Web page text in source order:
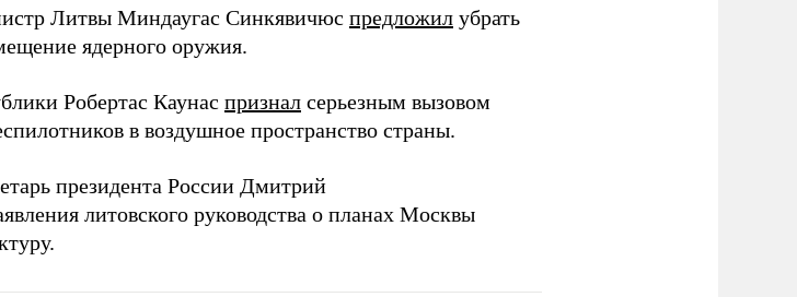
Литвы Миндаугас Синкявичюс предложил убрать
ядерного оружия.
Робертас Каунас признал серьезным вызовом
в воздушное пространство страны.
президента России Дмитрий
литовского руководства о планах Москвы